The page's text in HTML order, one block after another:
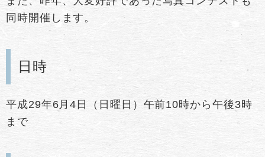
同時開催します。
日時
平成29年6月4日（日曜日）午前10時から午後3時
まで